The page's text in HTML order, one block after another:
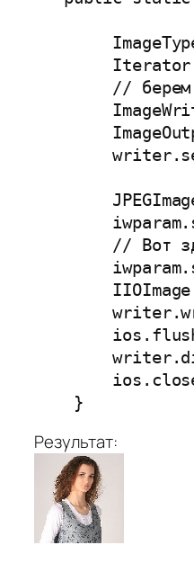
//
// Вот
    }
Результат: